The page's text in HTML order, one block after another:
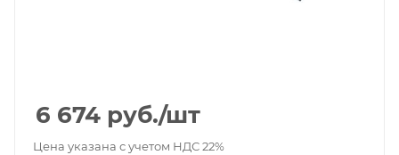
6 674 руб./шт
Цена указана с учетом НДС 22%